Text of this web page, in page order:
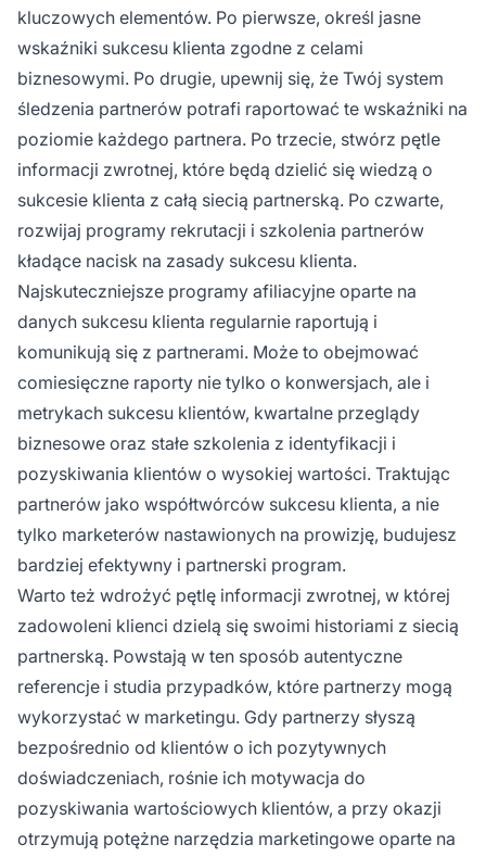
kluczowych elementów. Po pierwsze, określ jasne
wskaźniki sukcesu klienta zgodne z celami
biznesowymi. Po drugie, upewnij się, że Twój system
śledzenia partnerów potrafi raportować te wskaźniki na
poziomie każdego partnera. Po trzecie, stwórz pętle
informacji zwrotnej, które będą dzielić się wiedzą o
sukcesie klienta z całą siecią partnerską. Po czwarte,
rozwijaj programy rekrutacji i szkolenia partnerów
kładące nacisk na zasady sukcesu klienta.
Najskuteczniejsze programy afiliacyjne oparte na
danych sukcesu klienta regularnie raportują i
komunikują się z partnerami. Może to obejmować
comiesięczne raporty nie tylko o konwersjach, ale i
metrykach sukcesu klientów, kwartalne przeglądy
biznesowe oraz stałe szkolenia z identyfikacji i
pozyskiwania klientów o wysokiej wartości. Traktując
partnerów jako współtwórców sukcesu klienta, a nie
tylko marketerów nastawionych na prowizję, budujesz
bardziej efektywny i partnerski program.
Warto też wdrożyć pętlę informacji zwrotnej, w której
zadowoleni klienci dzielą się swoimi historiami z siecią
partnerską. Powstają w ten sposób autentyczne
referencje i studia przypadków, które partnerzy mogą
wykorzystać w marketingu. Gdy partnerzy słyszą
bezpośrednio od klientów o ich pozytywnych
doświadczeniach, rośnie ich motywacja do
pozyskiwania wartościowych klientów, a przy okazji
otrzymują potężne narzędzia marketingowe oparte na